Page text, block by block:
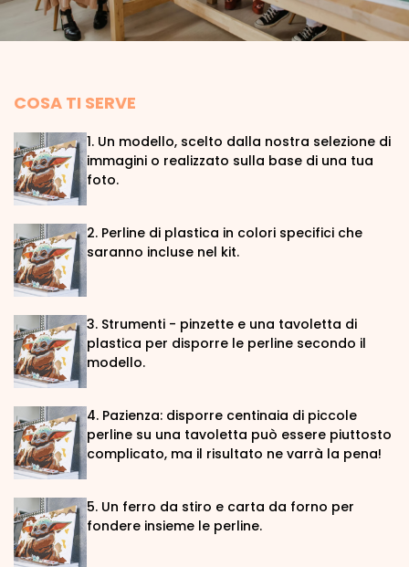
COSA TI SERVE
1. Un modello, scelto dalla nostra selezione di
immagini o realizzato sulla base di una tua
foto.
2. Perline di plastica in colori specifici che
saranno incluse nel kit.
3. Strumenti - pinzette e una tavoletta di
plastica per disporre le perline secondo il
modello.
4. Pazienza: disporre centinaia di piccole
perline su una tavoletta può essere piuttosto
complicato, ma il risultato ne varrà la pena!
5. Un ferro da stiro e carta da forno per
fondere insieme le perline.